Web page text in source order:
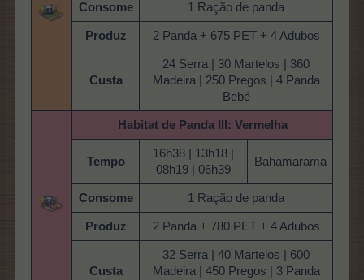
Consome 1 Ração de panda
Produz 2 Panda + 675 PET + 4 Adubos
Custa
24 Serra | 30 Martelos | 360
Madeira | 250 Pregos | 4 Panda
Bebé
Habitat de Panda III: Vermelha
Tempo
16h38 | 13h18 |
08h19 | 06h39
Bahamarama
Consome 1 Ração de panda
Produz 2 Panda + 780 PET + 4 Adubos
Custa
32 Serra | 40 Martelos | 600
Madeira | 450 Pregos | 3 Panda